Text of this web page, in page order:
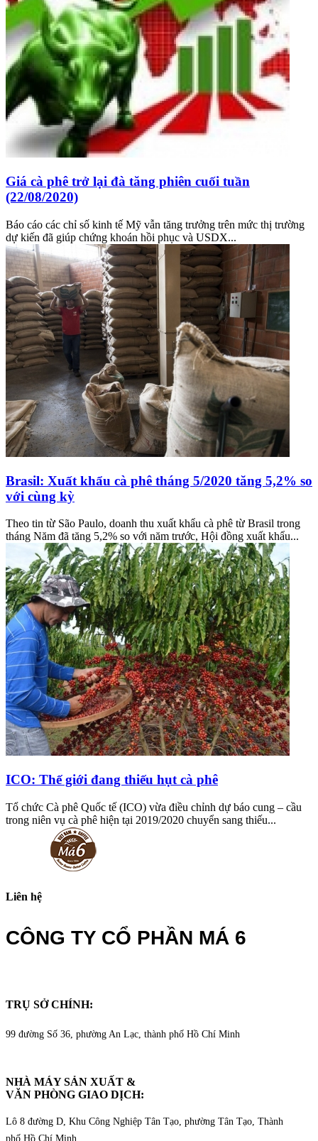
Giá cà phê trở lại đà tăng phiên cuối tuần
(22/08/2020)
Báo cáo các chỉ số kinh tế Mỹ vẫn tăng trưởng trên mức thị trường
dự kiến đã giúp chứng khoán hồi phục và USDX...
Brasil: Xuất khẩu cà phê tháng 5/2020 tăng 5,2% so
với cùng kỳ
Theo tin từ São Paulo, doanh thu xuất khẩu cà phê từ Brasil trong
tháng Năm đã tăng 5,2% so với năm trước, Hội đồng xuất khẩu...
ICO: Thế giới đang thiếu hụt cà phê
Tổ chức Cà phê Quốc tế (ICO) vừa điều chỉnh dự báo cung – cầu
trong niên vụ cà phê hiện tại 2019/2020 chuyển sang thiếu...
Liên hệ
CÔNG TY CỔ PHẦN MÁ 6
TRỤ SỞ CHÍNH:
99 đường Số 36, phường An Lạc, thành phố Hồ Chí Minh
NHÀ MÁY SẢN XUẤT &
VĂN PHÒNG GIAO DỊCH:
Lô 8 đường D, Khu Công Nghiệp Tân Tạo, phường Tân Tạo, Thành
phố Hồ Chí Minh